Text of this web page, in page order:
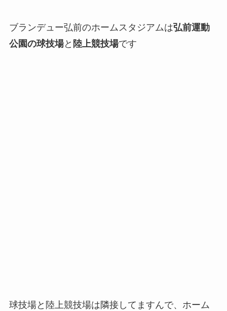
ブランデュー弘前のホームスタジアムは弘前運動
公園の球技場と 陸上競技場です
球技場と陸上競技場は隣接してますんで、ホーム